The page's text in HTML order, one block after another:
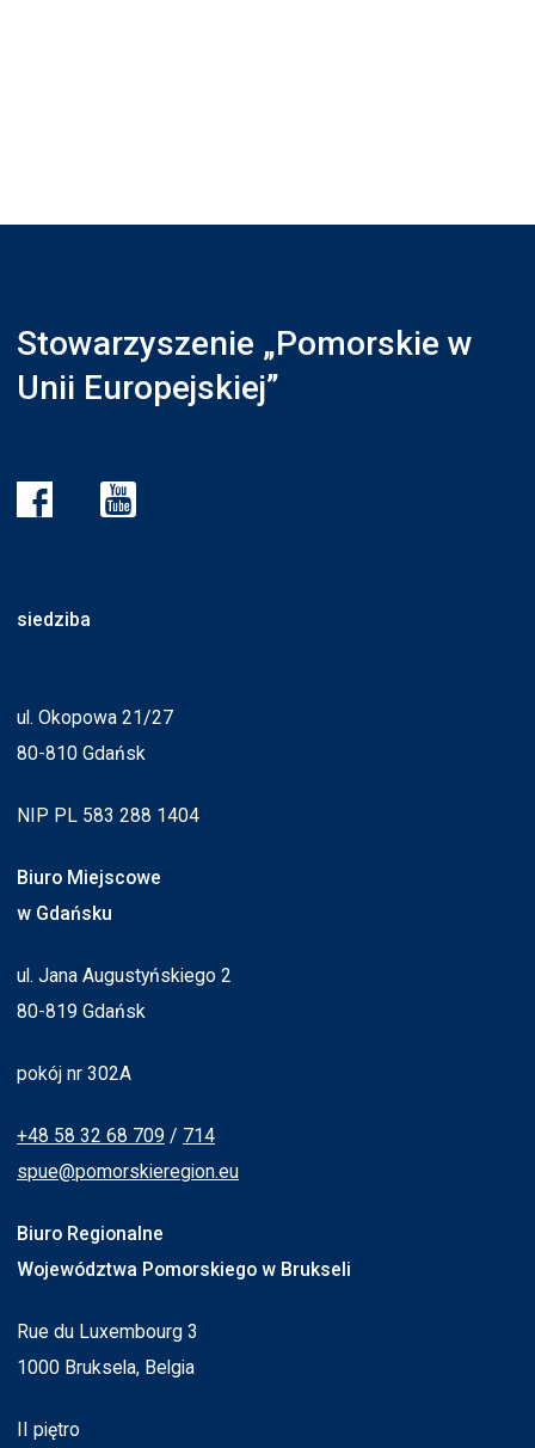
Stowarzyszenie „Pomorskie w
Unii Europejskiej”
siedziba
ul. Okopowa 21/27
80-810 Gdańsk
NIP PL 583 288 1404
Biuro Miejscowe
w Gdańsku
ul. Jana Augustyńskiego 2
80-819 Gdańsk
pokój nr 302A
+48 58 32 68 709 / 714
spue@pomorskieregion.eu
Biuro Regionalne
Województwa Pomorskiego w Brukseli
Rue du Luxembourg 3
1000 Bruksela, Belgia
II piętro